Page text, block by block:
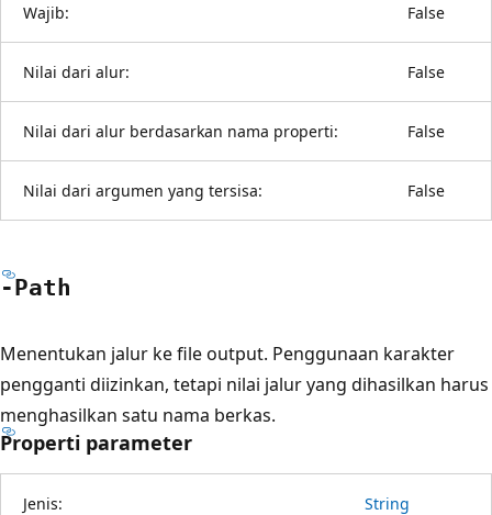
Wajib: False
Nilai dari alur: False
Nilai dari alur berdasarkan nama properti: False
Nilai dari argumen yang tersisa: False
-Path
Menentukan jalur ke file output. Penggunaan karakter
pengganti diizinkan, tetapi nilai jalur yang dihasilkan harus
menghasilkan satu nama berkas.
Properti parameter
Jenis: String